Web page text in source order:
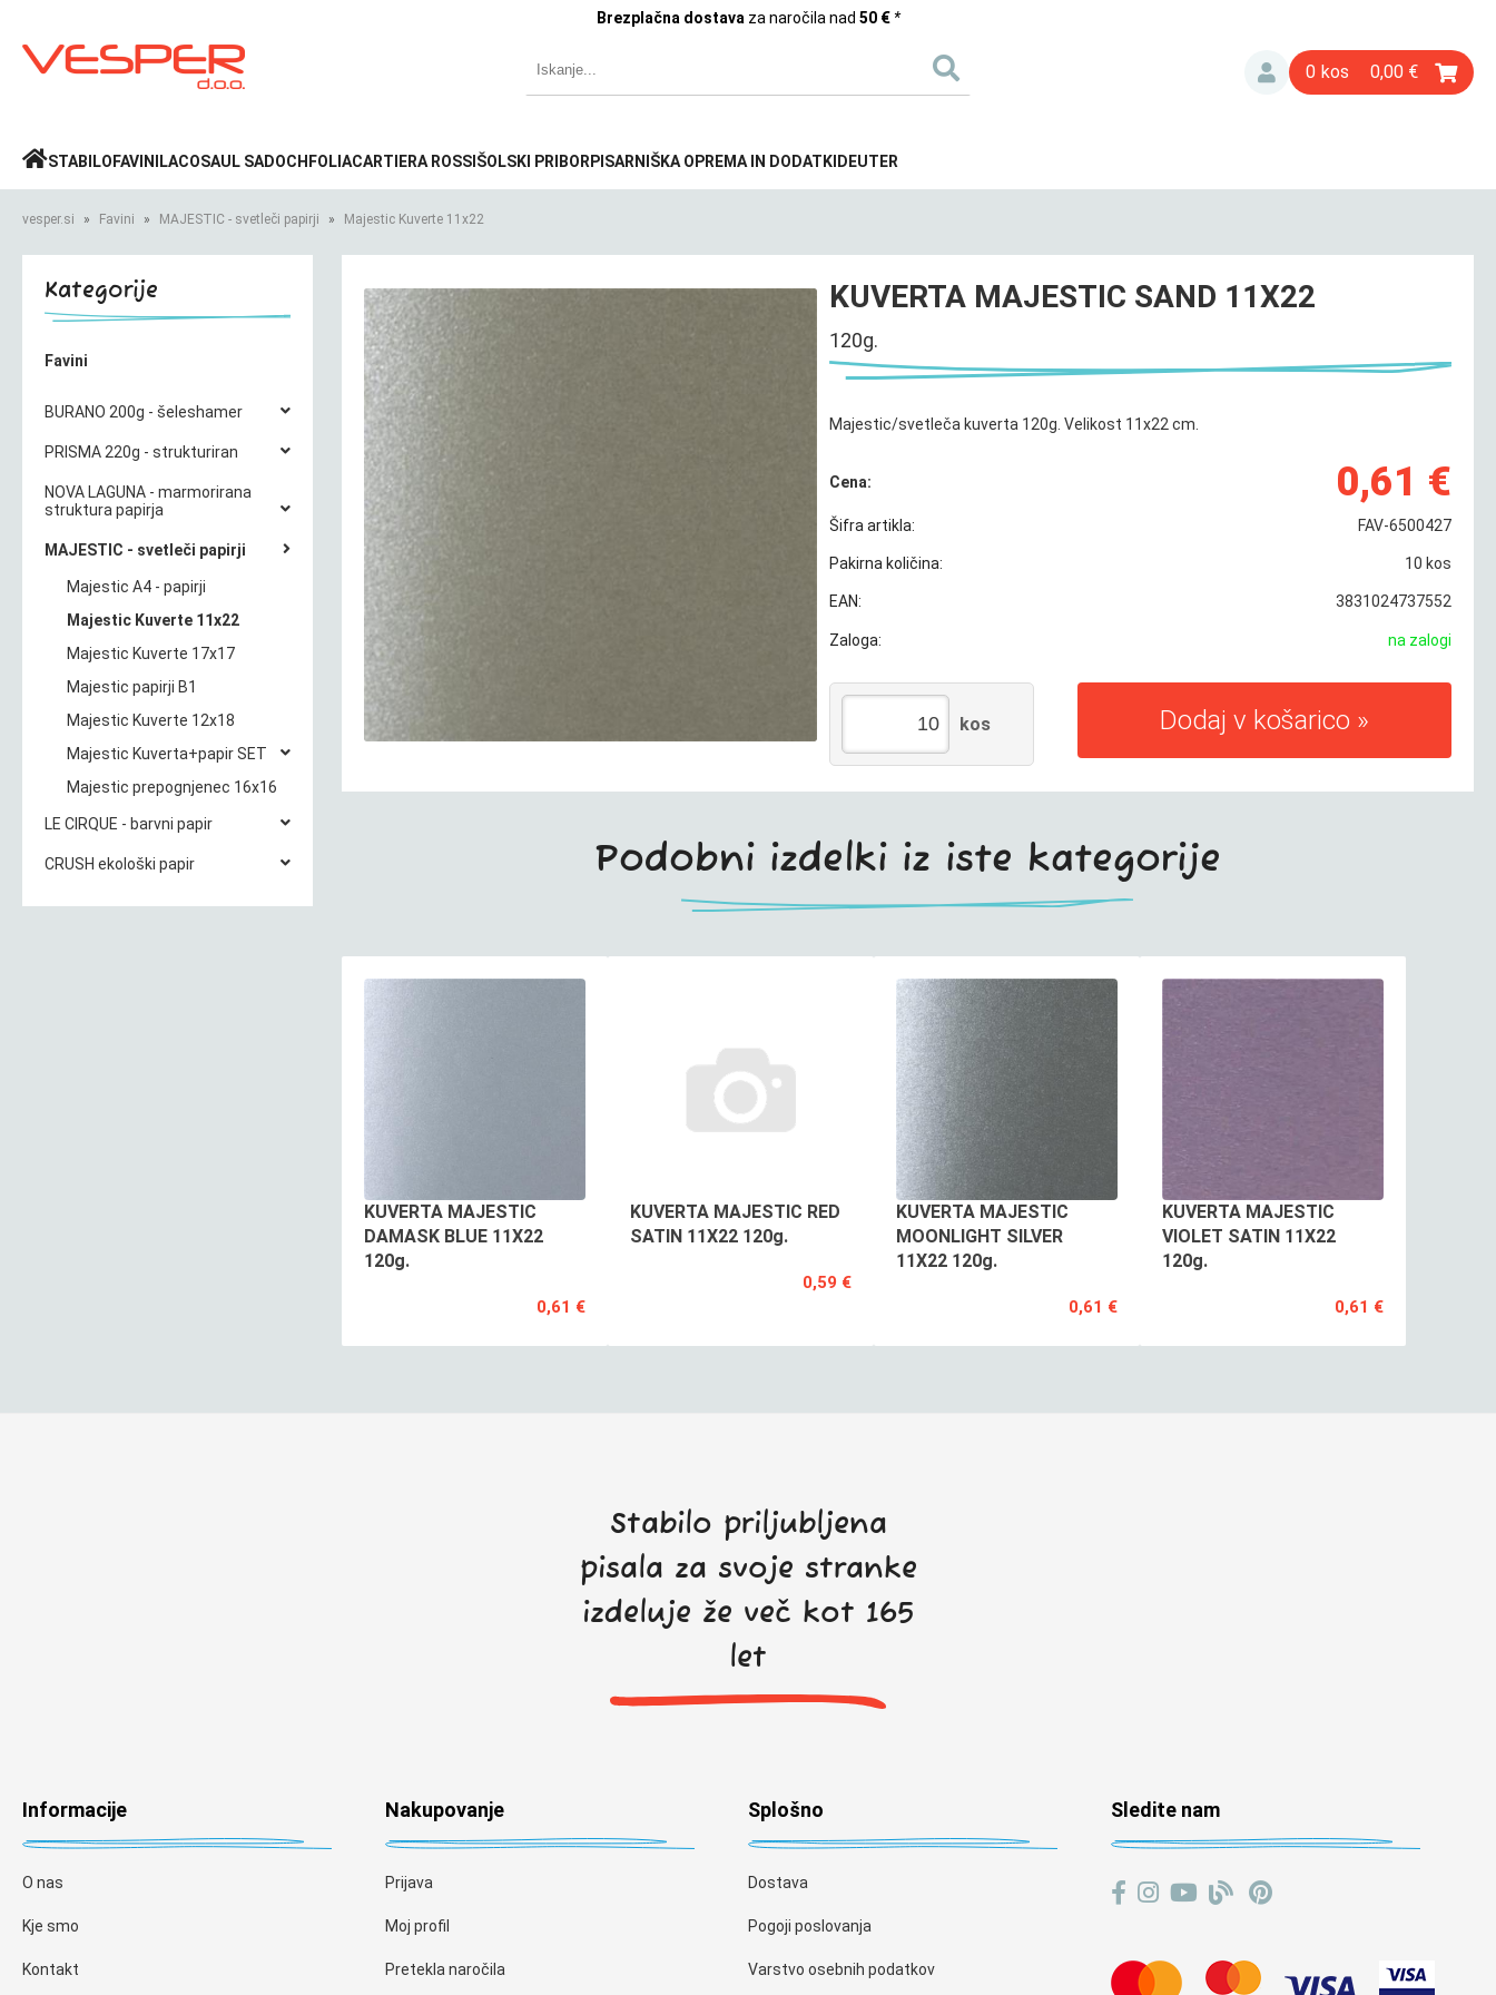
Brezplačna dostava za naročila nad 50 € *
Prijava» 0 0,00
STABILO FAVINI LACOSAUL SADOCH FOLIACARTIERA ROSSI ŠOLSKI PRIBOR PISARNIŠKA OPREMA IN DODATKI DEUTER
vesper.si Favini MAJESTIC - svetleči papirji Majestic Kuverte 11x22
Kategorije
Favini
BURANO 200g - šeleshamer
PRISMA 220g - strukturiran
NOVA LAGUNA - marmorirana
struktura papirja
MAJESTIC - svetleči papirji
Majestic A4 - papirji
Majestic Kuverte 11x22
Majestic Kuverte 17x17
Majestic papirji B1
Majestic Kuverte 12x18
Majestic Kuverta+papir SET
Majestic prepognjenec 16x16
LE CIRQUE - barvni papir
CRUSH ekološki papir
KUVERTA MAJESTIC SAND 11X22
120g.
Majestic/svetleča kuverta 120g. Velikost 11x22 cm.
Cena: 0,61 €
Šifra artikla: FAV-6500427
Pakirna količina: 10 kos
EAN: 3831024737552
Zaloga: na zalogi
Dodaj v košarico
kos
Podobni izdelki iz iste kategorije
KUVERTA MAJESTIC
DAMASK BLUE 11X22
120g.
0,61 €
KUVERTA MAJESTIC RED
SATIN 11X22 120g.
0,59 €
KUVERTA MAJESTIC
MOONLIGHT SILVER
11X22 120g.
0,61 €
KUVERTA MAJESTIC
VIOLET SATIN 11X22
120g.
0,61 €
Stabilo priljubljena
pisala za svoje stranke
izdeluje že več kot 165
let
Informacije
O nas
Kje smo
Kontakt
Nakupovanje
Prijava
Moj profil
Pretekla naročila
Splošno
Dostava
Pogoji poslovanja
Varstvo osebnih podatkov
Sledite nam